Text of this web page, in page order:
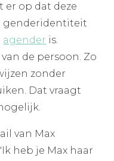
op dat deze
genderidentiteit
agender is.
de persoon. Zo
zonder
Dat vraagt
van Max
heb je Max haar